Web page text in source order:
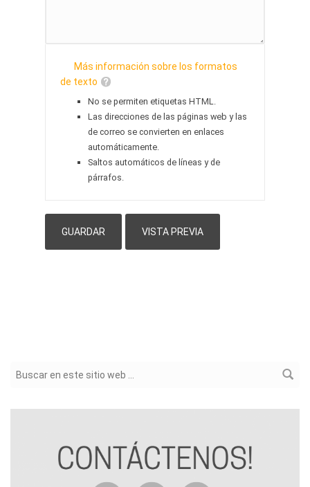
Más información sobre los formatos
de texto
No se permiten etiquetas HTML.
Las direcciones de las páginas web y las
de correo se convierten en enlaces
automáticamente.
Saltos automáticos de líneas y de
párrafos.
Formulario de búsqueda